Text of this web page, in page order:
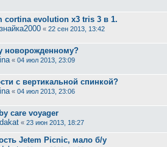
cortina evolution x3 tris 3 в 1.
« 22 сен 2013, 13:42
новорожденному?
« 04 июл 2013, 23:09
с вертикальной спинкой?
« 04 июл 2013, 23:06
care voyager
« 23 июн 2013, 18:27
Jetem Picnic, мало б/у